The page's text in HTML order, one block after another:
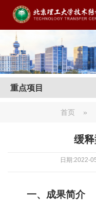
重点项目
首页 »
缓
日期:2022-
一、成果简介